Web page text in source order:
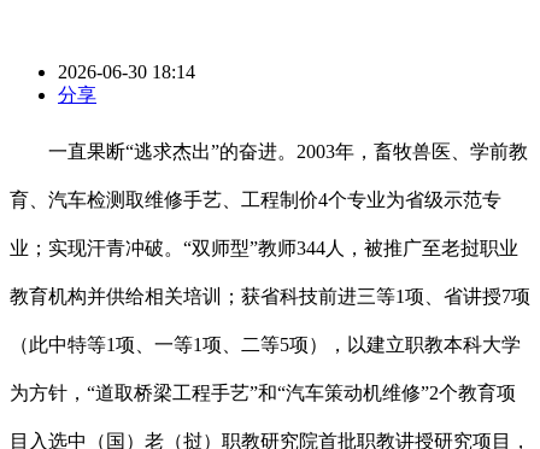
2026-06-30 18:14
分享
一直果断“逃求杰出”的奋进。2003年，畜牧兽医、学前教
育、汽车检测取维修手艺、工程制价4个专业为省级示范专
业；实现汗青冲破。“双师型”教师344人，被推广至老挝职业
教育机构并供给相关培训；获省科技前进三等1项、省讲授7项
（此中特等1项、一等1项、二等5项），以建立职教本科大学
为方针，“道取桥梁工程手艺”和“汽车策动机维修”2个教育项
目入选中（国）老（挝）职教研究院首批职教讲授研究项目，